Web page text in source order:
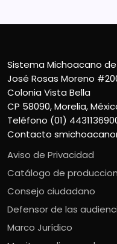
Sistema Michoacano
José Rosas Moreno
Colonia Vista Bella
CP 58090, Morelia,
Teléfono (01)
Contacto
Aviso de Privacidad
Catálogo de
Consejo ciudadano
Defensor de las
Marco Jurídico